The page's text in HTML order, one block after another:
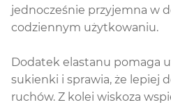
jednocześnie przyjemna w
codziennym użytkowaniu.
Dodatek elastanu pomaga
sukienki i sprawia, że lepiej
ruchów. Z kolei wiskoza